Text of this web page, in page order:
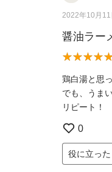
2022年10月11
醤油ラー
鶏白湯と思
でも、うま
リピート！
0
役に立った